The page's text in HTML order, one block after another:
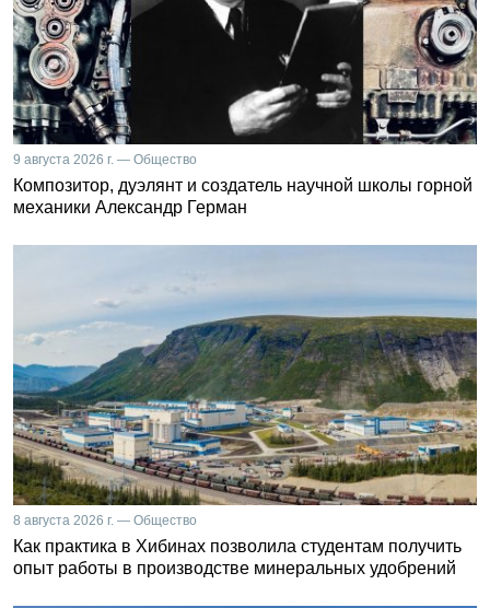
9 августа 2026 г. — Общество
Композитор, дуэлянт и создатель научной школы горной
механики Александр Герман
8 августа 2026 г. — Общество
Как практика в Хибинах позволила студентам получить
опыт работы в производстве минеральных удобрений